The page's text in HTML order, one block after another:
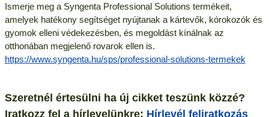
Ismerje meg a Syngenta Professional Solutions termékeit,
amelyek hatékony segítséget nyújtanak a kártevők, kórokozók és
gyomok elleni védekezésben, és megoldást kínálnak az
otthonában megjelenő rovarok ellen is.
https://www.syngenta.hu/sps/professional-solutions-termekek
Szeretnél értesülni ha új cikket teszünk közzé?
Iratkozz fel a hírlevelünkre: Hírlevél feliratkozás